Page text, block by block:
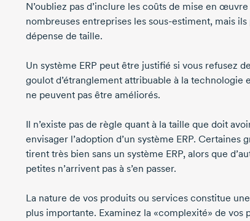
N’oubliez pas d’inclure les coûts de mise en
nombreuses entreprises les sous-estiment, mais
dépense de taille.
Un système ERP peut être justifié si vous refusez
goulot d’étranglement attribuable à la technologie
ne peuvent pas être améliorés.
Il n’existe pas de règle quant à la taille que doit
envisager l’adoption d’un système ERP. Certaines
tirent très bien sans un système ERP, alors que
petites n’arrivent pas à s’en passer.
La nature de vos produits ou services constitue
plus importante. Examinez la «complexité» de vos